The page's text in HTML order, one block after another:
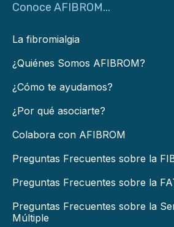
Conoce AFIBROM...
La fibromialgia
¿Quiénes Somos AFIBROM?
¿Cómo te ayudamos?
¿Por qué asociarte?
Colabora con AFIBROM
Preguntas Frecuentes sobre la
Preguntas Frecuentes sobre la
Preguntas Frecuentes sobre la
Múltiple